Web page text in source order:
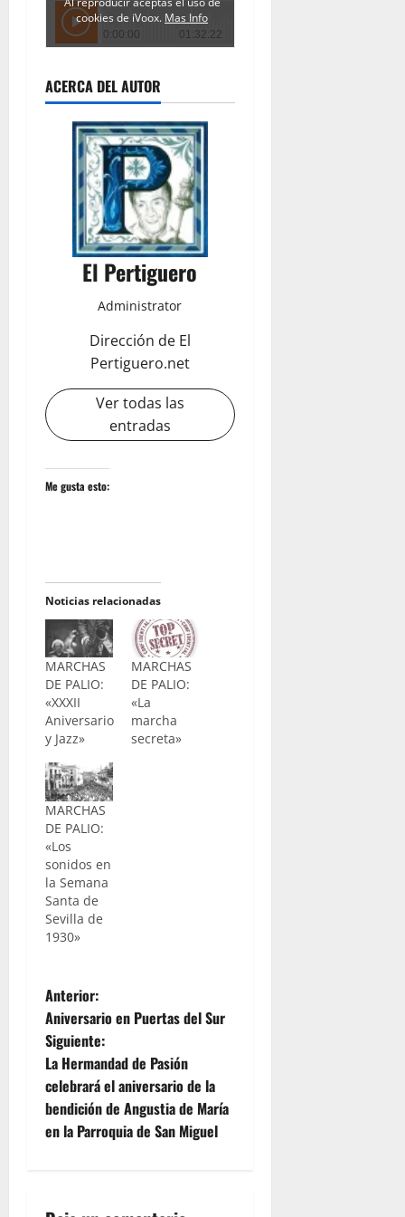
ACERCA DEL AUTOR
El Pertiguero
Administrator
Dirección de El
Pertiguero.net
Ver todas las
entradas
Me gusta esto:
Noticias relacionadas
MARCHAS
DE PALIO:
«XXXII
Aniversario
y Jazz»
MARCHAS
DE PALIO:
«La
marcha
secreta»
MARCHAS
DE PALIO:
«Los
sonidos en
la Semana
Santa de
Sevilla de
1930»
N
a
v
e
Anterior:
Aniversario en Puertas del Sur
Siguiente:
La Hermandad de Pasión
celebrará el aniversario de la
bendición de Angustia de María
en la Parroquia de San Miguel